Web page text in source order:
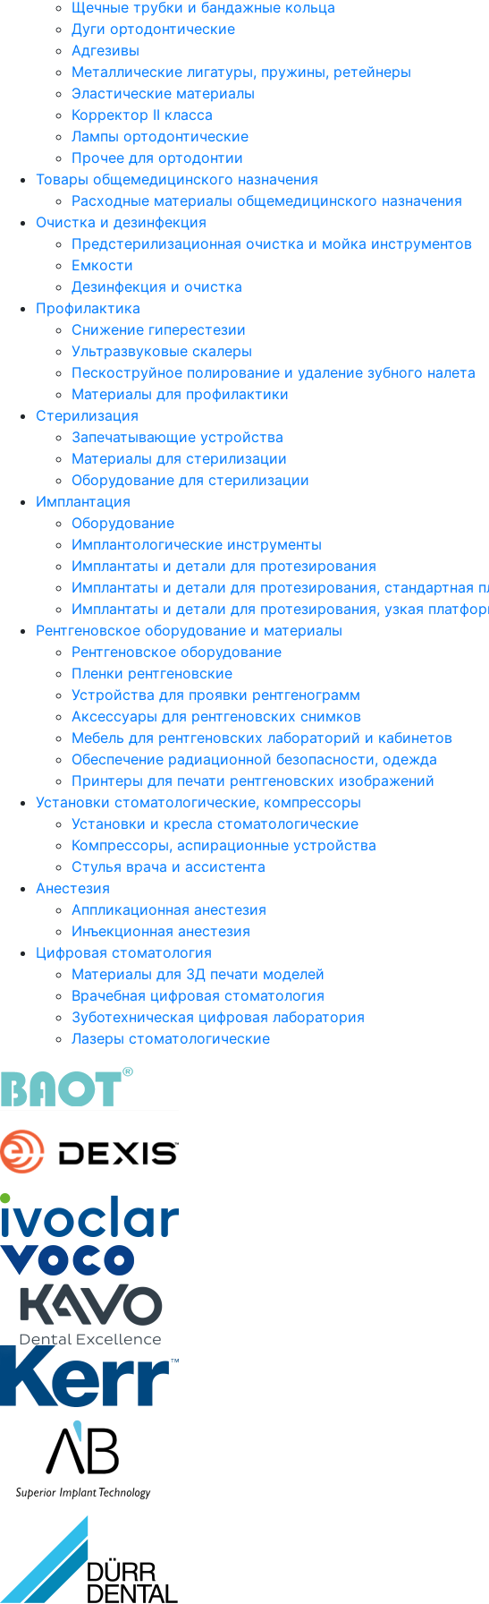
Щечные трубки и бандажные кольца
Дуги ортодонтические
Адгезивы
Металлические лигатуры, пружины, ретейнеры
Эластические материалы
Корректор II класса
Лампы ортодонтические
Прочее для ортодонтии
Товары общемедицинского назначения
Расходные материалы общемедицинского назначения
Очистка и дезинфекция
Предстерилизационная очистка и мойка инструментов
Емкости
Дезинфекция и очистка
Профилактика
Снижение гиперестезии
Ультразвуковые скалеры
Пескоструйное полирование и удаление зубного налета
Материалы для профилактики
Стерилизация
Запечатывающие устройства
Материалы для стерилизации
Оборудование для стерилизации
Имплантация
Оборудование
Имплантологические инструменты
Имплантаты и детали для протезирования
Имплантаты и детали для протезирования, стандартная
Имплантаты и детали для протезирования, узкая
Рентгеновское оборудование и материалы
Рентгеновское оборудование
Пленки рентгеновские
Устройства для проявки рентгенограмм
Аксессуары для рентгеновских снимков
Мебель для рентгеновских лабораторий и кабинетов
Обеспечение радиационной безопасности, одежда
Принтеры для печати рентгеновских изображений
Установки стоматологические, компрессоры
Установки и кресла стоматологические
Компрессоры, аспирационные устройства
Стулья врача и ассистента
Анестезия
Аппликационная анестезия
Инъекционная анестезия
Цифровая стоматология
Материалы для 3Д печати моделей
Врачебная цифровая стоматология
Зуботехническая цифровая лаборатория
Лазеры стоматологические